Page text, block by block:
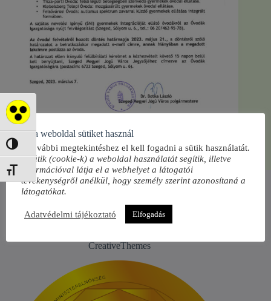
Akadálymentes mód
Nagy kontraszt váltása
Betűméret váltása
Copyright © 2026 Szeged Megyei Jogú Város
CreativeThemes
Ez a weboldal sütiket használ
A további megtekintéshez el kell fogadni a sütik használatát.
A sütik (cookie-k) a weboldal használatát segítik, illetve
információval látja el a webhelyet a látogatói
tevékenységről anélkül, hogy személy szerint azonosítaná a
látogatókat.
Adatvédelmi tájékoztató Elfogadás